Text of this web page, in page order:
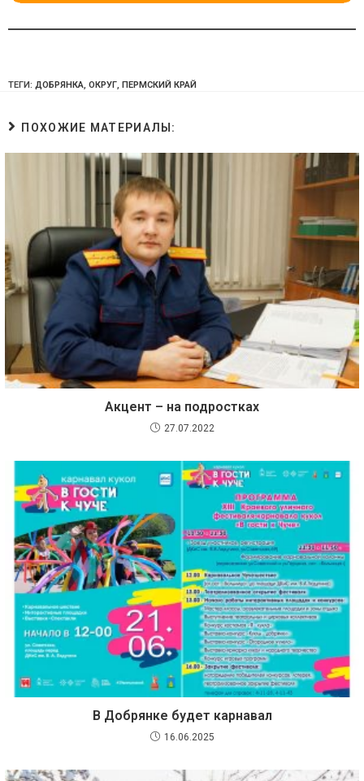
ТЕГИ: ДОБРЯНКА, ОКРУГ, ПЕРМСКИЙ КРАЙ
ПОХОЖИЕ МАТЕРИАЛЫ:
Акцент – на подростках
27.07.2022
В Добрянке будет карнавал
16.06.2025